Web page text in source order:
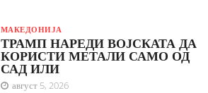
МАКЕДОНИЈА
ТРАМП НАРЕДИ ВОЈСКАТА ДА
КОРИСТИ МЕТАЛИ САМО ОД
САД ИЛИ
август 5, 2026